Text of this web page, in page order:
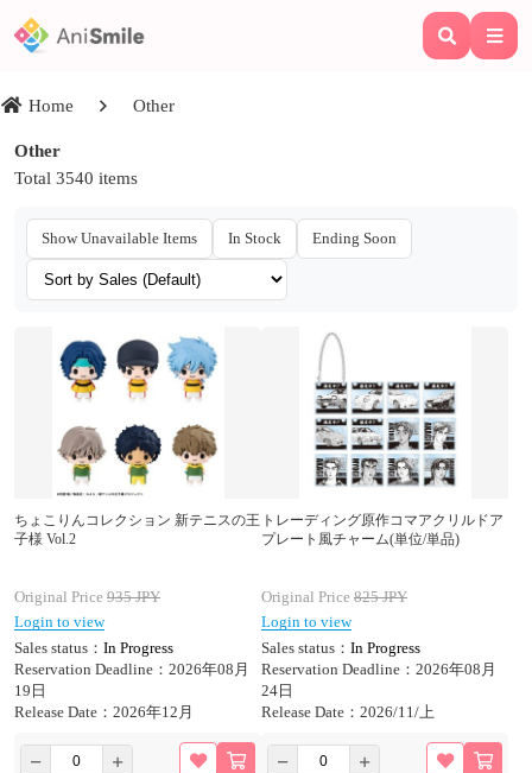
Home Other
Other
Total 3540 items
Show Unavailable Items In Stock Ending Soon
ちょこりんコレクション 新テニスの王
子様 Vol.2
Original Price 935JPY
Login to view
Sales status： In Progress
Reservation Deadline：2026年08月
19日
Release Date：2026年12月
トレーディング原作コマアクリルドア
プレート風チャーム(単位/単品)
Original Price 825JPY
Login to view
Sales status： In Progress
Reservation Deadline：2026年08月
24日
Release Date：2026/11/上